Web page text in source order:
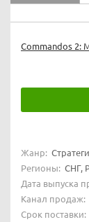
Commandos 2:
Жанр:
Регионы: СНГ,
Дата выпуска
Канал продаж:
Срок поставки: